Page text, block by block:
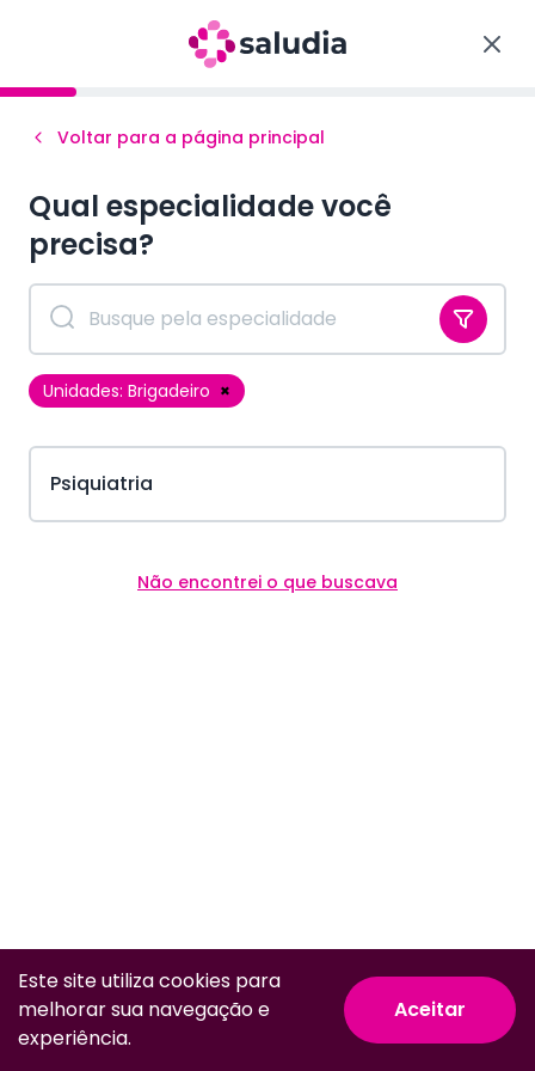
Voltar para a página principal
Qual especialidade você
precisa?
Unidades: Brigadeiro ×
Psiquiatria
Não encontrei o que buscava
© Todos os direitos reservados.
Este site utiliza cookies para
melhorar sua navegação e
experiência.
Aceitar